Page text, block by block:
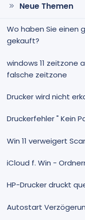
Neue Themen
Wo haben Sie einen
gekauft?
windows 11
falsche zeitzone
Drucker wird nicht
Druckerfehler " Kein
Win 11 verweigert
iCloud f. Win -
HP-Drucker druckt
Autostart